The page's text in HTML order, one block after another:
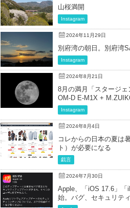
山桜満開
Instagram
2024年11月29日
別府湾の朝日。別府湾
Instagram
2024年8月21日
8月の満月「スタージ
OM-D E-M1X +
Instagram
2024年8月4日
コレからの日本の夏は
ト）が必要になる
戯言
2024年7月30日
Apple、「iOS 17.6」「
始。バグ、セキュリテ